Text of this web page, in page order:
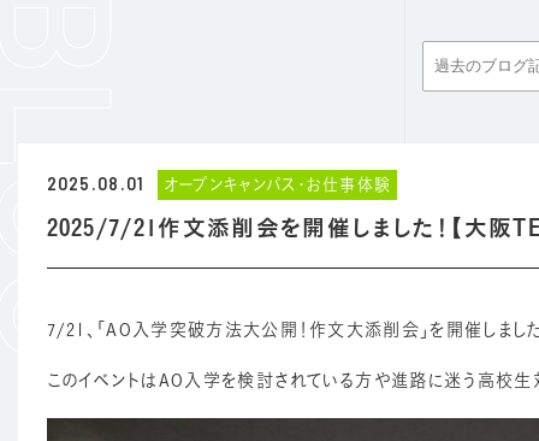
2025.08.01 オープンキャンパス・お仕事体験
2025/7/21作文添削会を開催しました！【大阪
7/21、「AO入学突破方法大公開！作文大添削会」を開催しまし
このイベントはAO入学を検討されている方や進路に迷う高校